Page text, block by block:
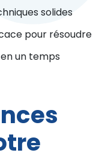
solides
pour résoudre
un temps